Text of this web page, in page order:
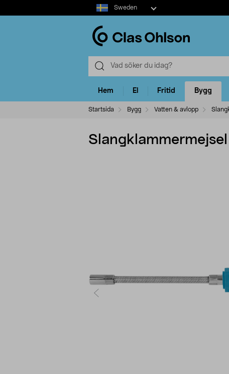
Select
market
Sweden
Hem El Fritid Bygg
Startsida Bygg Vatten & avlopp